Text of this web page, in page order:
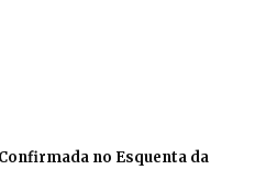
no Esquenta da